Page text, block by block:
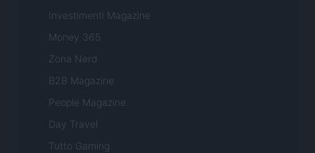
Investimenti Magazine
Money 365
Zona Nerd
B2B Magazine
People Magazine
Day Travel
Tutto Gaming